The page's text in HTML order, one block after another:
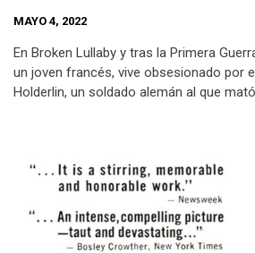
MAYO 4, 2022
En Broken Lullaby y tras la Primera
un joven francés, vive obsesionado por
Holderlin, un soldado alemán al que